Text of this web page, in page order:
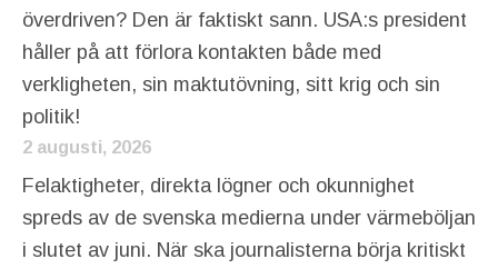
överdriven? Den är faktiskt sann. USA:s president
håller på att förlora kontakten både med
verkligheten, sin maktutövning, sitt krig och sin
politik!
2 augusti, 2026
Felaktigheter, direkta lögner och okunnighet
spreds av de svenska medierna under värmeböljan
i slutet av juni. När ska journalisterna börja kritiskt